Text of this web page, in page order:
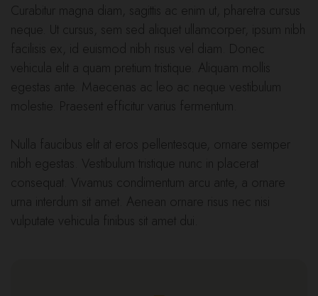
Curabitur magna diam, sagittis ac enim ut, pharetra cursus
neque. Ut cursus, sem sed aliquet ullamcorper, ipsum nibh
facilisis ex, id euismod nibh risus vel diam. Donec
vehicula elit a quam pretium tristique. Aliquam mollis
egestas ante. Maecenas ac leo ac neque vestibulum
molestie. Praesent efficitur varius fermentum.
Nulla faucibus elit at eros pellentesque, ornare semper
nibh egestas. Vestibulum tristique nunc in placerat
consequat. Vivamus condimentum arcu ante, a ornare
urna interdum sit amet. Aenean ornare risus nec nisi
vulputate vehicula finibus sit amet dui.